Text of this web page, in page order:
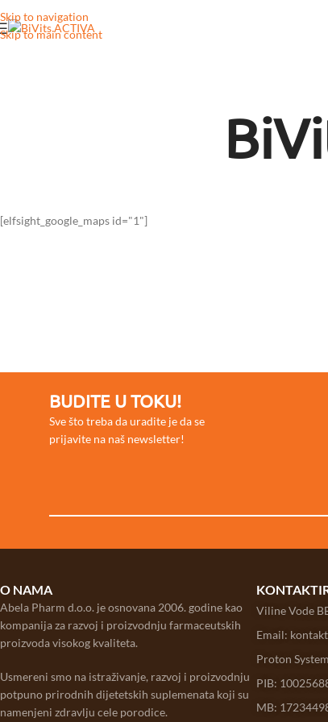
Skip to navigation
Skip to main content
[elfsight_google_maps id="1"]
BUDITE U TOKU!
Sve što treba da uradite je da se
prijavite na naš newsletter!
O NAMA
Abela Pharm d.o.o. je osnovana 2006. godine kao
kompanija za razvoj i proizvodnju farmaceutskih
proizvoda visokog kvaliteta.
Usmereni smo na istraživanje, razvoj i proizvodnju
potpuno prirodnih dijetetskih suplemenata koji su
namenjeni zdravlju cele porodice.
Viline Vode
Email:
Proton
PIB:
MB: